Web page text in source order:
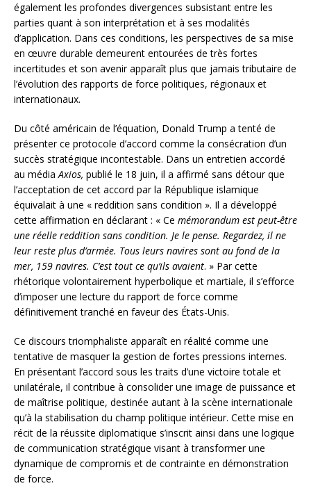
également les profondes divergences subsistant entre les
parties quant à son interprétation et à ses modalités
d’application. Dans ces conditions, les perspectives de sa mise
en œuvre durable demeurent entourées de très fortes
incertitudes et son avenir apparaît plus que jamais tributaire de
l’évolution des rapports de force politiques, régionaux et
internationaux.
Du côté américain de l’équation, Donald Trump a tenté de
présenter ce protocole d’accord comme la consécration d’un
succès stratégique incontestable. Dans un entretien accordé
au médiaAxios, publié le 18 juin, il a affirmé sans détour que
l’acceptation de cet accord par la République islamique
équivalait à une « reddition sans condition ». Il a développé
cette affirmation en déclarant : « Ce mémorandum est peut-être
une réelle reddition sans condition. Je le pense. Regardez, il ne
leur reste plus d’armée. Tous leurs navires sont au fond de la
mer, 159 navires. C’est tout ce qu’ils avaient. » Par cette
rhétorique volontairement hyperbolique et martiale, il s’efforce
d’imposer une lecture du rapport de force comme
définitivement tranché en faveur des États-Unis.
Ce discours triomphaliste apparaît en réalité comme une
tentative de masquer la gestion de fortes pressions internes.
En présentant l’accord sous les traits d’une victoire totale et
unilatérale, il contribue à consolider une image de puissance et
de maîtrise politique, destinée autant à la scène internationale
qu’à la stabilisation du champ politique intérieur. Cette mise en
récit de la réussite diplomatique s’inscrit ainsi dans une logique
de communication stratégique visant à transformer une
dynamique de compromis et de contrainte en démonstration
de force.